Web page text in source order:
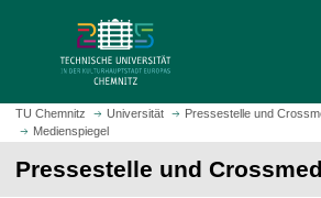
t
s
i
TU Chemnitz Universität
Pressestelle und
Medienspiegel
Pressestelle und